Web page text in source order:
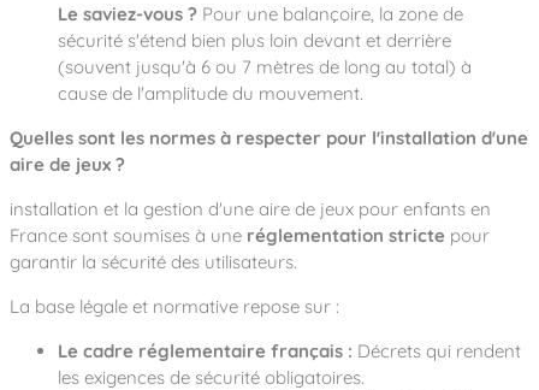
Le saviez-vous ? Pour une balançoire, la zone de
sécurité s'étend bien plus loin devant et derrière
(souvent jusqu'à 6 ou 7 mètres de long au total) à
cause de l'amplitude du mouvement.
Quelles sont les normes à respecter pour l'installation d'une
aire de jeux ?
installation et la gestion d'une aire de jeux pour enfants en
France sont soumises à une réglementation stricte pour
garantir la sécurité des utilisateurs.
La base légale et normative repose sur :
Le cadre réglementaire français : Décrets qui rendent
les exigences de sécurité obligatoires.